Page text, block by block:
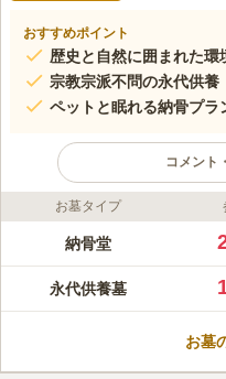
おすすめポイント
歴史と自然に囲まれた環
宗教宗派不問の永代供養
ペットと眠れる納骨プラ
コメント
ライフドット編集部のコメント
天平勝宝八年開基の歴
ただける永代供養は、
緒のご供養や、夜には
や供養の形にお悩みの
この霊園はまだ誰からも評価され
お墓タイプ
納骨堂
永代供養墓
お墓